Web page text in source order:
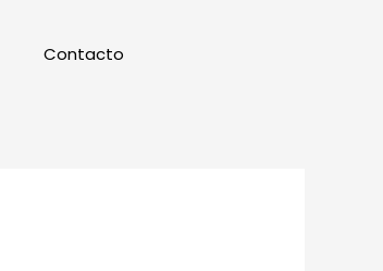
Contacto